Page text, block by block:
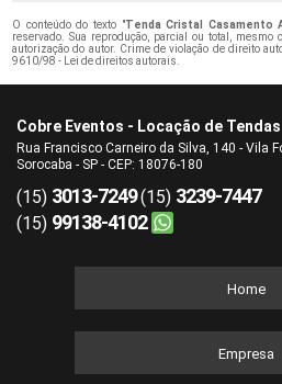
O conteúdo do texto "Tenda Cristal Casamento
reservado. Sua reprodução, parcial ou total,
autorização do autor. Crime de violação de direito
9610/98 - Lei de direitos autorais.
Cobre Eventos - Locação de Tendas
Rua Francisco Carneiro da Silva, 140 - Vila
Sorocaba - SP - CEP: 18076-180
(15) 3013-7249(15) 3239-7447
(15) 99138-4102
Home
Empresa